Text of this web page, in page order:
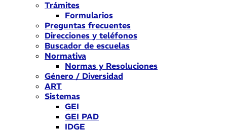
Trámites
Formularios
Preguntas frecuentes
Direcciones y teléfonos
Buscador de escuelas
Normativa
Normas y Resoluciones
Género / Diversidad
ART
Sistemas
GEI
GEI PAD
IDGE